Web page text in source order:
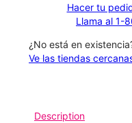
Hacer tu
Llama al 1-
¿No está en
Ve las tiendas
Description